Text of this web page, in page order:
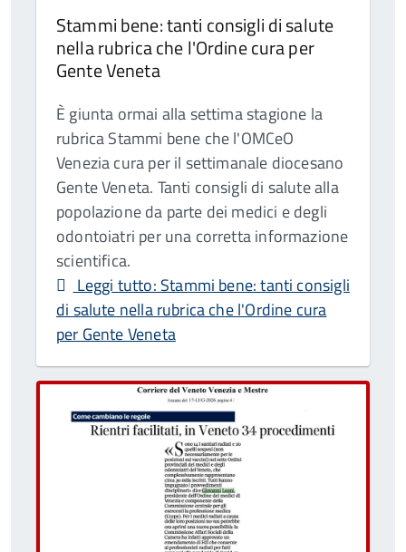
Stammi bene: tanti consigli di salute
nella rubrica che l'Ordine cura per
Gente Veneta
È giunta ormai alla settima stagione la
rubrica Stammi bene che l'OMCeO
Venezia cura per il settimanale diocesano
Gente Veneta. Tanti consigli di salute alla
popolazione da parte dei medici e degli
odontoiatri per una corretta informazione
scientifica.
Leggi tutto: Stammi bene: tanti consigli
di salute nella rubrica che l'Ordine cura
per Gente Veneta